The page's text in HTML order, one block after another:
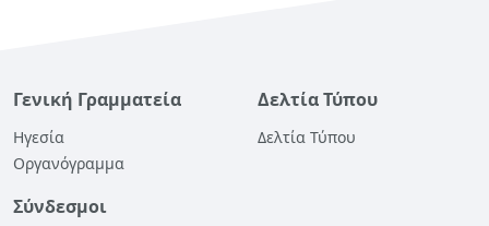
Γενική Γραμματεία
Ηγεσία
Οργανόγραμμα
Δελτία Τύπου
Δελτία Τύπου
Σύνδεσμοι